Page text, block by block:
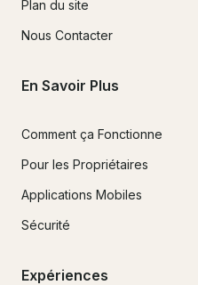
Plan du site
Nous Contacter
En Savoir Plus
Comment ça Fonctionne
Pour les Propriétaires
Applications Mobiles
Sécurité
Expériences